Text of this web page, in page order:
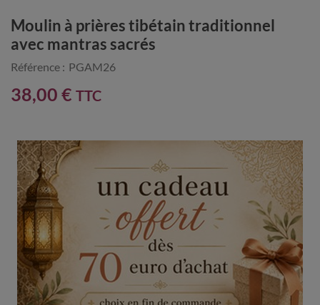
Moulin à prières tibétain traditionnel
avec mantras sacrés
Référence : PGAM26
38,00 € TTC